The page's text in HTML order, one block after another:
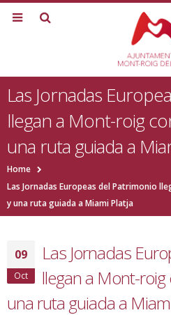
Las Jornadas
llegan a Mont-roig
una ruta guiada a
Home
Las Jornadas Europeas del Patrimonio
y una ruta guiada a Miami Platja
09
Oct
Las Jornadas
llegan a Mont-
una ruta guiada a